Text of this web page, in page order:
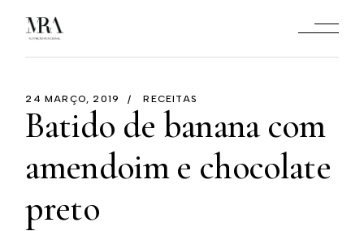
24 MARÇO, 2019 RECEITAS
Batido de banana com
amendoim e chocolate
preto